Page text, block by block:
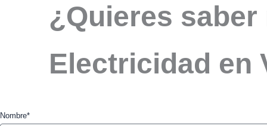
¿Quieres
Electricidad en
Nombre*